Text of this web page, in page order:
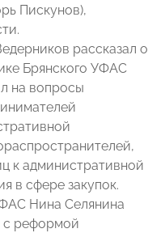
Пискунов),
рассказал о
Брянского УФАС
на вопросы
к административной
в сфере закупок.
Нина Селянина
с реформой